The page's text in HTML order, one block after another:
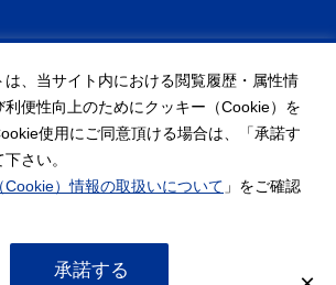
は、当サイト内における閲覧履歴・属性情
便性向上のためにクッキー（Cookie）を
使⽤にご同意頂ける場合は、「承諾す
さい。
Cookie）情報の取扱いについて 」をご確認
承諾する
瀬戸市塩草町12番地の8
FAX 0561-21-4147
CERATECH CORP. All rights reserved.